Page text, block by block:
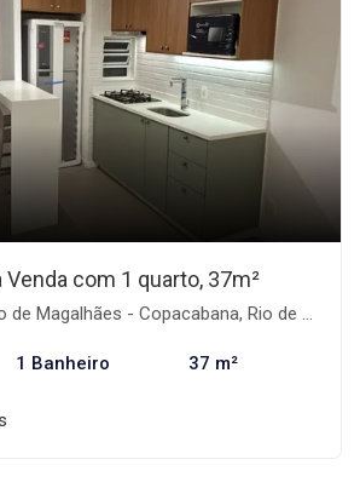
com 1 quarto, 37m²
Magalhães - Copacabana, Rio de Janeiro-RJ
1 Banheiro 37 m²